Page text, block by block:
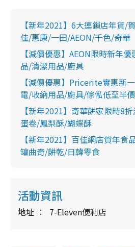
【新年2021】6大連鎖店年貨/
佳/惠康/一田/AEON/千色/奇華
【減價優惠】AEON限時新年
品/清潔用品/廚具
【減價優惠】Pricerite實惠新
電/收納用品/廚具/傢俬低至半價
【新年2021】奇華餅家限時8
蛋卷/鳳梨酥/蝴蝶酥
【新年2021】百佳網店賀年食
罐曲奇/餅乾/日韓零食
活動資訊
地址 7-Eleven便利店